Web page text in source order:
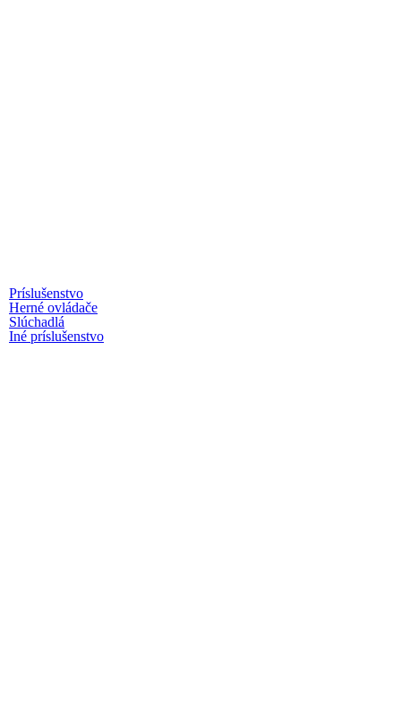
Príslušenstvo
Herné ovládače
Slúchadlá
Iné príslušenstvo